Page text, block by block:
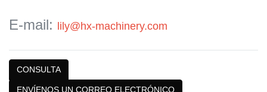
E-mail: lily@hx-machinery.com
CONSULTA
ENVÍENOS UN CORREO ELECTRÓNICO